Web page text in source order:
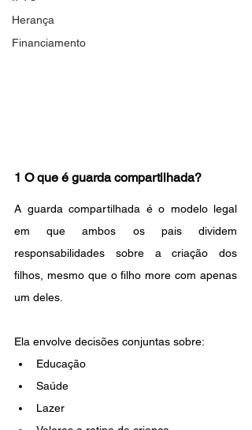
Herança
Financiamento
1 O que é guarda compartilhada?
A guarda compartilhada é o modelo legal
em que ambos os pais dividem
responsabilidades sobre a criação dos
filhos, mesmo que o filho more com apenas
um deles.
Ela envolve decisões conjuntas sobre:
Educação
Saúde
Lazer